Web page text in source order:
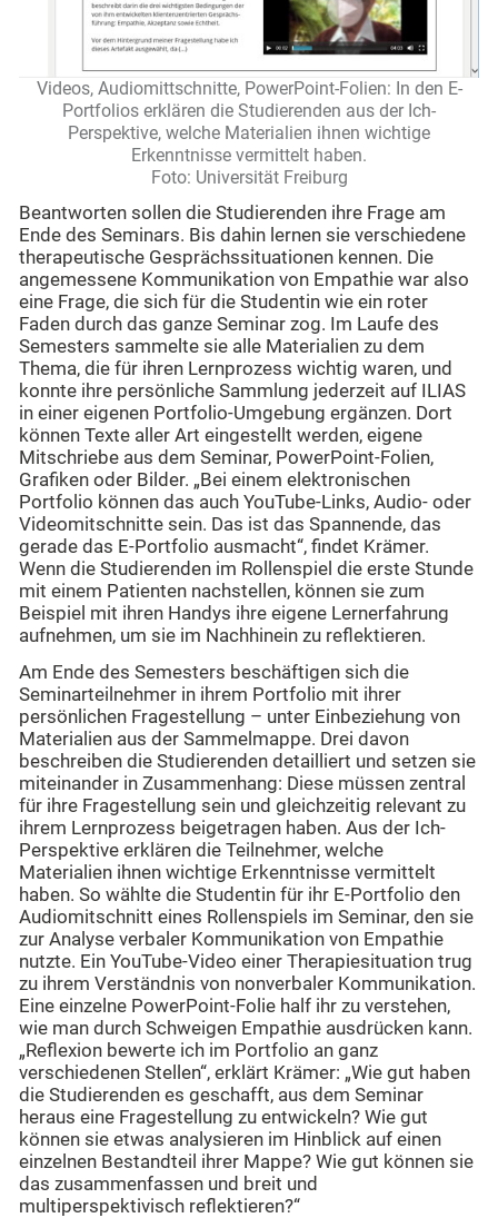
Videos, Audiomittschnitte, PowerPoint-Folien: In den E-
Portfolios erklären die Studierenden aus der Ich-
Perspektive, welche Materialien ihnen wichtige
Erkenntnisse vermittelt haben.
Foto: Universität Freiburg
Beantworten sollen die Studierenden ihre Frage am
Ende des Seminars. Bis dahin lernen sie verschiedene
therapeutische Gesprächssituationen kennen. Die
angemessene Kommunikation von Empathie war also
eine Frage, die sich für die Studentin wie ein roter
Faden durch das ganze Seminar zog. Im Laufe des
Semesters sammelte sie alle Materialien zu dem
Thema, die für ihren Lernprozess wichtig waren, und
konnte ihre persönliche Sammlung jederzeit auf ILIAS
in einer eigenen Portfolio-Umgebung ergänzen. Dort
können Texte aller Art eingestellt werden, eigene
Mitschriebe aus dem Seminar, PowerPoint-Folien,
Grafiken oder Bilder. „Bei einem elektronischen
Portfolio können das auch YouTube-Links, Audio- oder
Videomitschnitte sein. Das ist das Spannende, das
gerade das E-Portfolio ausmacht“, findet Krämer.
Wenn die Studierenden im Rollenspiel die erste Stunde
mit einem Patienten nachstellen, können sie zum
Beispiel mit ihren Handys ihre eigene Lernerfahrung
aufnehmen, um sie im Nachhinein zu reflektieren.
Am Ende des Semesters beschäftigen sich die
Seminarteilnehmer in ihrem Portfolio mit ihrer
persönlichen Fragestellung – unter Einbeziehung von
Materialien aus der Sammelmappe. Drei davon
beschreiben die Studierenden detailliert und setzen sie
miteinander in Zusammenhang: Diese müssen zentral
für ihre Fragestellung sein und gleichzeitig relevant zu
ihrem Lernprozess beigetragen haben. Aus der Ich-
Perspektive erklären die Teilnehmer, welche
Materialien ihnen wichtige Erkenntnisse vermittelt
haben. So wählte die Studentin für ihr E-Portfolio den
Audiomitschnitt eines Rollenspiels im Seminar, den sie
zur Analyse verbaler Kommunikation von Empathie
nutzte. Ein YouTube-Video einer Therapiesituation trug
zu ihrem Verständnis von nonverbaler Kommunikation.
Eine einzelne PowerPoint-Folie half ihr zu verstehen,
wie man durch Schweigen Empathie ausdrücken kann.
„Reflexion bewerte ich im Portfolio an ganz
verschiedenen Stellen“, erklärt Krämer: „Wie gut haben
die Studierenden es geschafft, aus dem Seminar
heraus eine Fragestellung zu entwickeln? Wie gut
können sie etwas analysieren im Hinblick auf einen
einzelnen Bestandteil ihrer Mappe? Wie gut können sie
das zusammenfassen und breit und
multiperspektivisch reflektieren?“